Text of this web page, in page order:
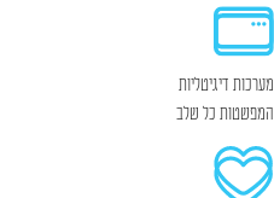
מערכות דיגיטליות
המפשטות כל שלב